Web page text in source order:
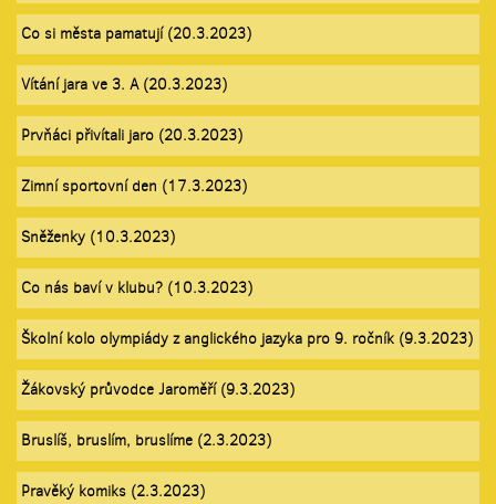
Co si města pamatují (20.3.2023)
Vítání jara ve 3. A (20.3.2023)
Prvňáci přivítali jaro (20.3.2023)
Zimní sportovní den (17.3.2023)
Sněženky (10.3.2023)
Co nás baví v klubu? (10.3.2023)
Školní kolo olympiády z anglického jazyka pro 9. ročník (9.3.2023)
Žákovský průvodce Jaroměří (9.3.2023)
Bruslíš, bruslím, bruslíme (2.3.2023)
Pravěký komiks (2.3.2023)